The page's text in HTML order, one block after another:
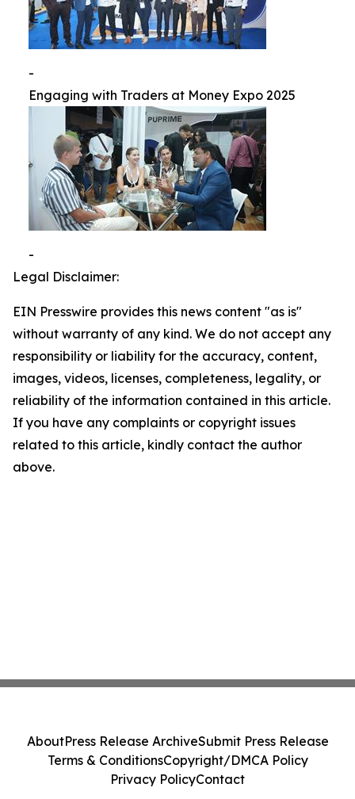
-
Engaging with Traders at Money Expo 2025
-
Legal Disclaimer:
EIN Presswire provides this news content "as is"
without warranty of any kind. We do not accept any
responsibility or liability for the accuracy, content,
images, videos, licenses, completeness, legality, or
reliability of the information contained in this article.
If you have any complaints or copyright issues
related to this article, kindly contact the author
above.
AboutPress Release ArchiveSubmit Press Release
Terms & ConditionsCopyright/DMCA Policy
Privacy PolicyContact